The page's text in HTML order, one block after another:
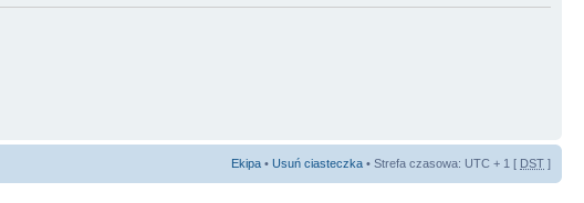
Ekipa • Usuń ciasteczka • Strefa czasowa: UTC + 1 [ DST ]